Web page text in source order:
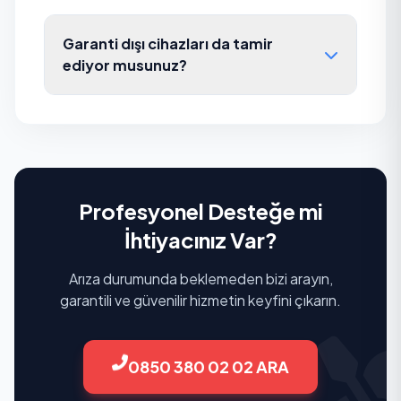
Garanti dışı cihazları da tamir
ediyor musunuz?
Profesyonel Desteğe mi
İhtiyacınız Var?
Arıza durumunda beklemeden bizi arayın,
garantili ve güvenilir hizmetin keyfini çıkarın.
0850 380 02 02 ARA